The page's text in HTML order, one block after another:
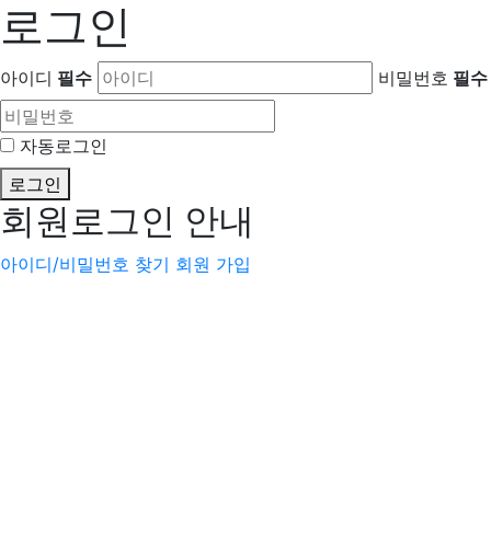
로그인
아이디 필수 비밀번호 필수
자동로그인
로그인
회원로그인 안내
아이디/비밀번호 찾기 회원 가입